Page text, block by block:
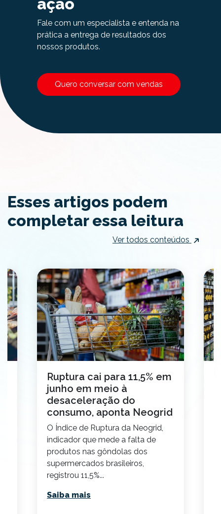
ação
Fale com um especialista e entenda na
prática a entrega de resultados dos
nossos produtos.
Quero conversar com vendas
Esses artigos podem
completar essa leitura
Ver todos conteúdos
Ruptura cai para 11,5% em
junho em meio à
desaceleração do
consumo, aponta Neogrid
O Índice de Ruptura da Neogrid,
indicador que mede a falta de
produtos nas gôndolas dos
supermercados brasileiros,
registrou 11,5%...
Saiba mais